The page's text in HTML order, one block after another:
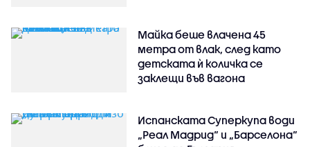
Майка беше влачена 45
метра от влак, след като
детската ѝ количка се
заклещи във вагона
Испанската Суперкупа води
„Реал Мадрид“ и „Барселона“